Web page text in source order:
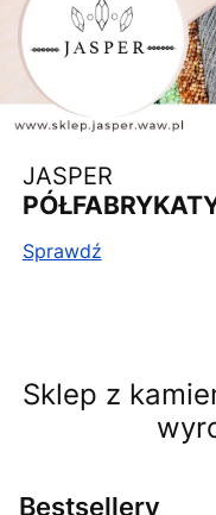
JASPER
Sprawdź
Sklep z
Bestsellery